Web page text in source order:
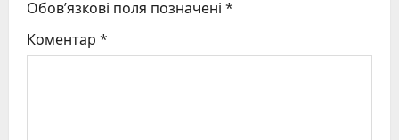
g
Обов’язкові поля позначені *
Коментар *